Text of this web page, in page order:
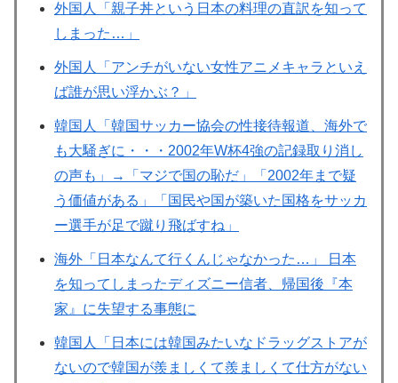
外国人「親子丼という日本の料理の直訳を知って
しまった…」
外国人「アンチがいない女性アニメキャラといえ
ば誰が思い浮かぶ？」
韓国人「韓国サッカー協会の性接待報道、海外で
も大騒ぎに・・・2002年W杯4強の記録取り消し
の声も」→「マジで国の恥だ」「2002年まで疑
う価値がある」「国民や国が築いた国格をサッカ
ー選手が足で蹴り飛ばすね」
海外「日本なんて行くんじゃなかった…」 日本
を知ってしまったディズニー信者、帰国後『本
家』に失望する事態に
韓国人「日本には韓国みたいなドラッグストアが
ないので韓国が羨ましくて羨ましくて仕方がない